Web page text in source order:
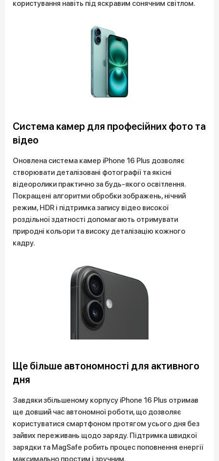
користування навіть під яскравим сонячним світлом.
Система камер для професійних фото та
відео
Оновлена система камер iPhone 16 Plus дозволяє
створювати деталізовані фотографії та якісні
відеоролики практично за будь-якого освітлення.
Покращені алгоритми обробки зображень, нічний
режим, HDR і підтримка запису відео високої
роздільної здатності допомагають отримувати
природні кольори та високу деталізацію кожного
кадру.
Ще більше автономності для активного
дня
Завдяки збільшеному корпусу iPhone 16 Plus отримав
ще довший час автономної роботи, що дозволяє
користуватися смартфоном протягом усього дня без
зайвих переживань щодо заряду. Підтримка швидкої
зарядки та MagSafe робить процес поповнення енергії
максимально простим і зручним.